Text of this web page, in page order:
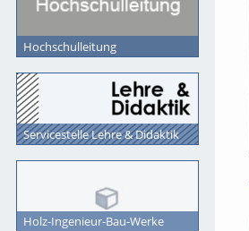
Hochschulleitung
Servicestelle Lehre & Didaktik
Holz-Ingenieur-Bau-Werke